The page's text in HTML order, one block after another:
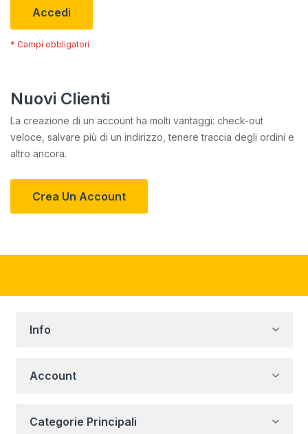
Accedi
Nuovi Clienti
La creazione di un account ha molti vantaggi: check-out
veloce, salvare più di un indirizzo, tenere traccia degli ordini e
altro ancora.
Crea Un Account
Info
Account
Categorie Principali